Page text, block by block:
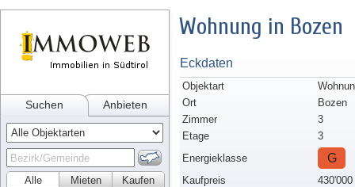
Suchen Anbieten
Alle Kaufen
Mieten
Wohnung in Bozen
Eckdaten
Objektart
Ort
Bozen
Zimmer
3
Etage
3
Energieklasse
G
Kaufpreis
430'000